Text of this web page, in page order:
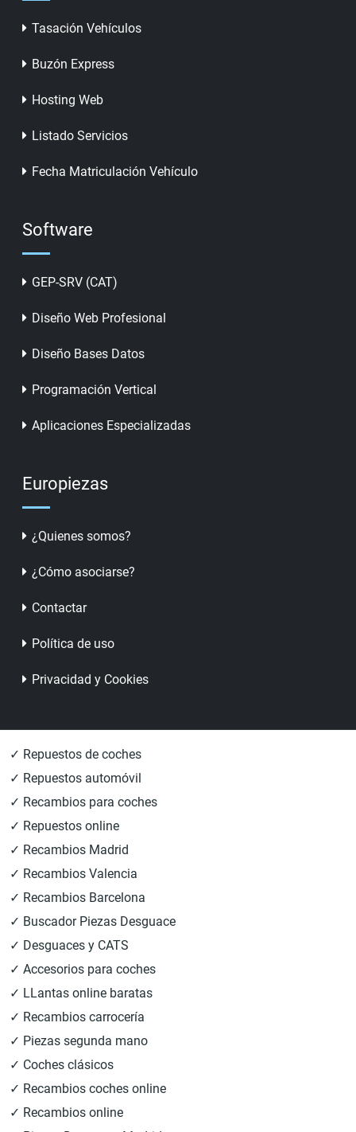
Tasación Vehículos
Buzón Express
Hosting Web
Listado Servicios
Fecha Matriculación Vehículo
Software
GEP-SRV (CAT)
Diseño Web Profesional
Diseño Bases Datos
Programación Vertical
Aplicaciones Especializadas
Europiezas
¿Quienes somos?
¿Cómo asociarse?
Contactar
Política de uso
Privacidad y Cookies
✓ Repuestos de coches
✓ Repuestos automóvil
✓ Recambios para coches
✓ Repuestos online
✓ Recambios Madrid
✓ Recambios Valencia
✓ Recambios Barcelona
✓ Buscador Piezas Desguace
✓ Desguaces y CATS
✓ Accesorios para coches
✓ LLantas online baratas
✓ Recambios carrocería
✓ Piezas segunda mano
✓ Coches clásicos
✓ Recambios coches online
✓ Recambios online